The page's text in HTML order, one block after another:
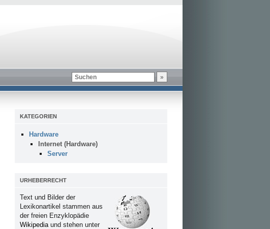
KATEGORIEN
Hardware
Internet (Hardware)
Server
URHEBERRECHT
Text und Bilder der
Lexikonartikel stammen aus
der freien Enzyklopädie
Wikipediaund stehen unter